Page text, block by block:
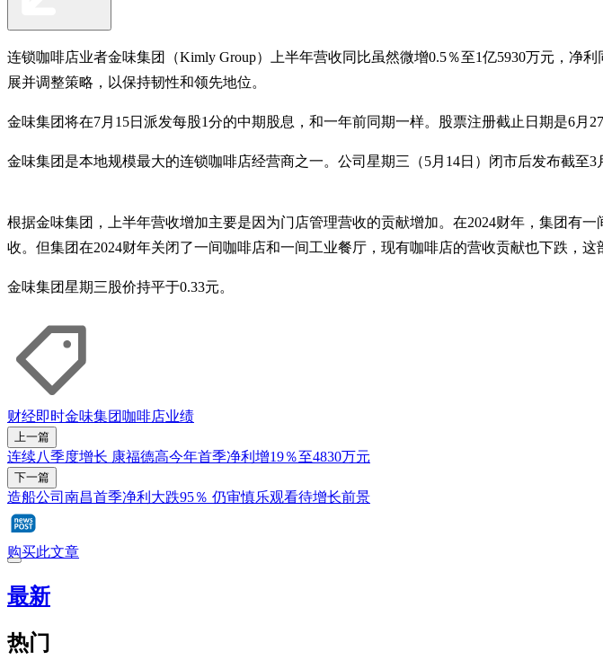
连锁咖啡店业者金味集团（Kimly Group）上半年营收同比虽然微增0.5％至1亿5930万元，净
展并调整策略，以保持韧性和领先地位。
金味集团将在7月15日派发每股1分的中期股息，和一年前同期一样。股票注册截止日期是6月27
金味集团是本地规模最大的连锁咖啡店经营商之一。公司星期三（5月14日）闭市后发布截至3
根据金味集团，上半年营收增加主要是因为门店管理营收的贡献增加。在2024财年，集团有
收。但集团在2024财年关闭了一间咖啡店和一间工业餐厅，现有咖啡店的营收贡献也下跌，这
金味集团星期三股价持平于0.33元。
财经即时金味集团 咖啡店业绩
上一篇
连续八季度增长 康福德高今年首季净利增19％至4830万元
下一篇
造船公司南昌首季净利大跌95％ 仍审慎乐观看待增长前景
购买此文章
最新
热门